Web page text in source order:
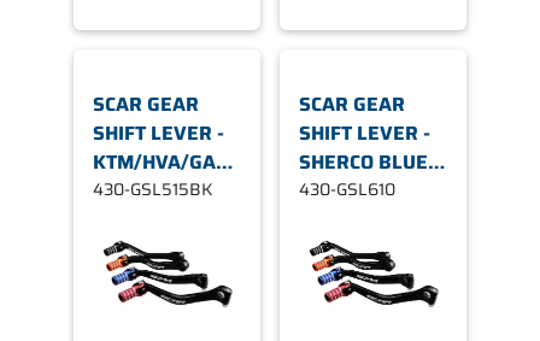
SCAR GEAR
SHIFT LEVER -
KTM/HVA/GASGAS
BLACK TIP
430-GSL515BK
SCAR GEAR
SHIFT LEVER -
SHERCO BLUE
TIP
430-GSL610